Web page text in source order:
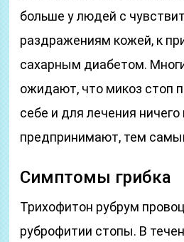
больше у людей с
раздражениям кожей, к
сахарным диабетом.
ожидают, что микоз стоп
себе и для лечения ничего
предпринимают, тем
Симптомы грибка
Трихофитон рубрум
руброфитии стопы. В